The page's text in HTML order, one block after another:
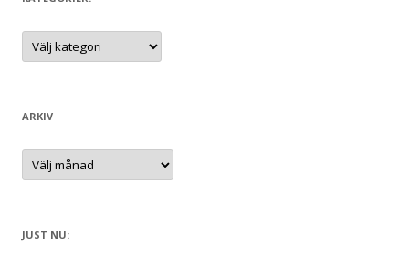
t
e
K
t
r
i
r
ARKIV
A
k
JUST NU: